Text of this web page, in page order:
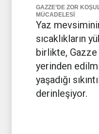
GAZZE’DE ZOR
MÜCADELESİ
Yaz
sıcaklıkların
birlikte, Gazze
yerinden
yaşadığı
derinleşiyor.